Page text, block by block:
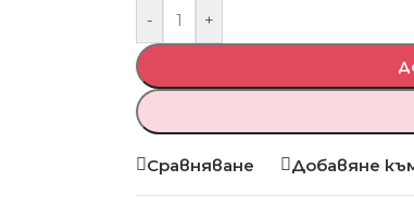
- +
Сравняване Добавяне